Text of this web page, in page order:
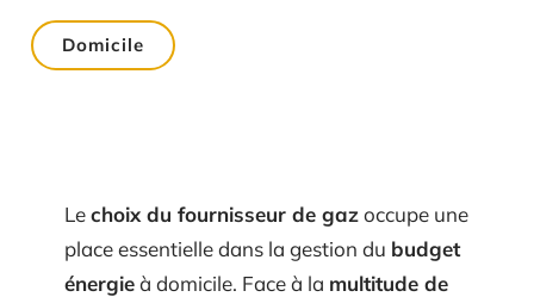
Domicile
Lechoix du fournisseur de gazoccupe une
place essentielle dans la gestion du budget
énergieà domicile. Face à la multitude de